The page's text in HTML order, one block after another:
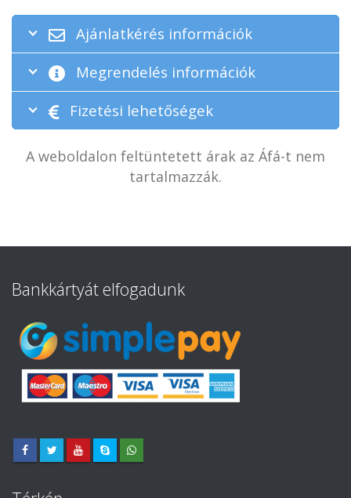
Ajánlatkérés információk
Megrendelés információk
Fizetési lehetőségek
A weboldalon feltüntetett árak az Áfá-t nem
tartalmazzák.
Bankkártyát elfogadunk